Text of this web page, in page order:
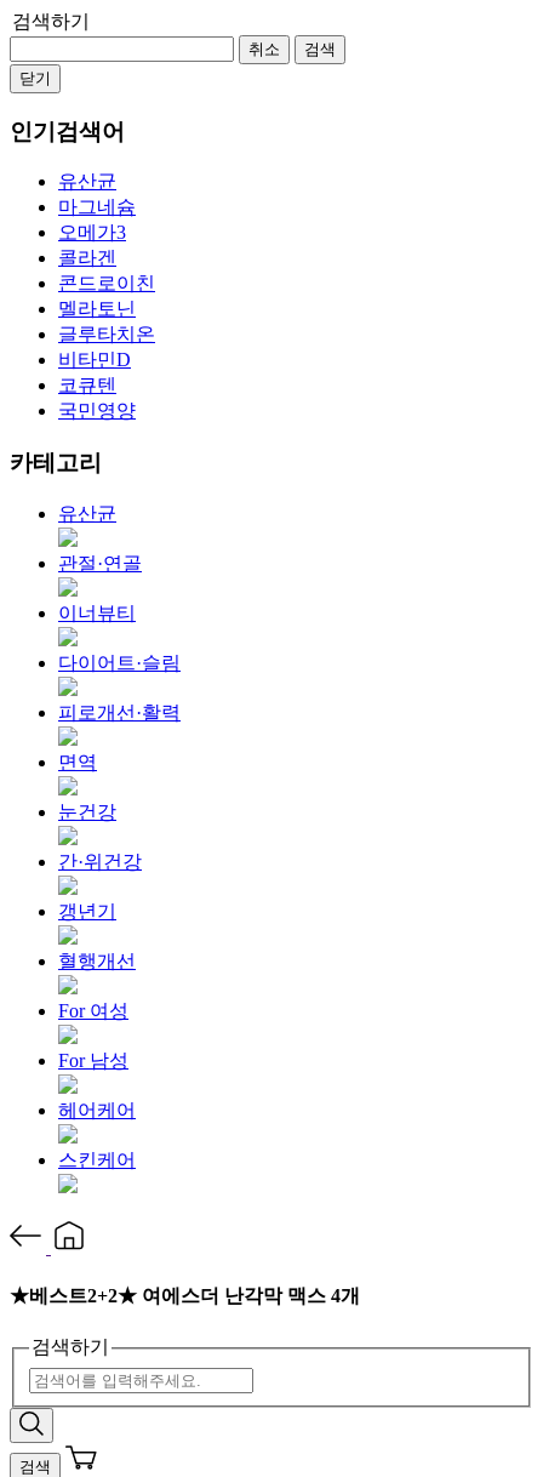
검색하기
취소
검색
닫기
인기검색어
유산균
마그네슘
오메가3
콜라겐
콘드로이친
멜라토닌
글루타치온
비타민D
코큐텐
국민영양
카테고리
유산균
관절·연골
이너뷰티
다이어트·슬림
피로개선·활력
면역
눈건강
간·위건강
갱년기
혈행개선
For 여성
For 남성
헤어케어
스킨케어
★베스트2+2★ 여에스더 난각막 맥스 4개
검색하기
검색